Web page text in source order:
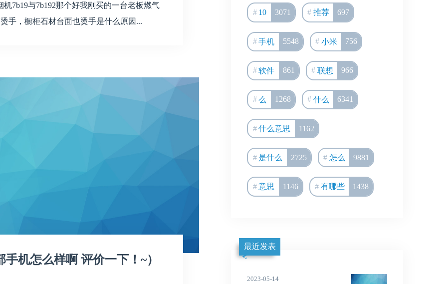
7b19与7b192那个好我刚买的一台老板燃气
手，橱柜石材台面也烫手是什么原因...
机怎么样啊 评价一下！~）
10 3071 推荐 697
手机 5548 小米 756
软件 861 联想 966
么 1268 什么 6341
什么意思 1162
是什么 2725 怎么 9881
意思 1146 有哪些 1438
最近发表
2023-05-14